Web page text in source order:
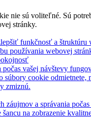
nie sú voliteľné. Sú
stránky.
funkčnosť a štruktúru
používania webovej
počas vašej návštevy
súbory cookie odmietnete,
zmiznú.
záujmov a správania počas
na zobrazenie